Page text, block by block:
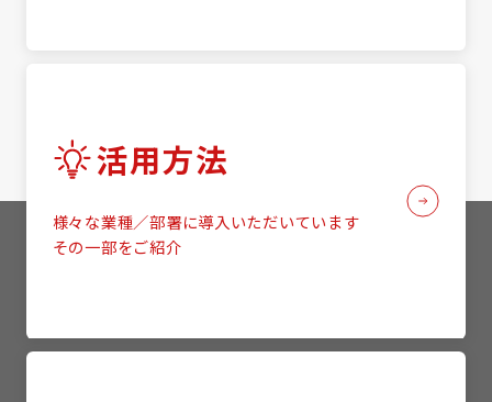
活用方法
様々な業種／部署に導入いただいています
その一部をご紹介